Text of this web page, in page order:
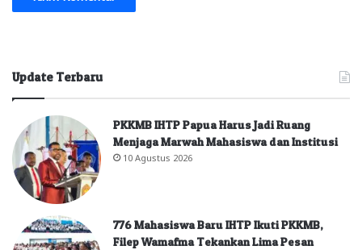
Update Terbaru
PKKMB IHTP Papua Harus Jadi Ruang
Menjaga Marwah Mahasiswa dan Institusi
10 Agustus 2026
776 Mahasiswa Baru IHTP Ikuti PKKMB,
Filep Wamafma Tekankan Lima Pesan